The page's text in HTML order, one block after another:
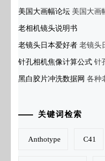
美国大画幅论坛 美国大画
老相机镜头说明书
老镜头日本爱好者 老镜头
针孔相机焦像计算公式 针
黑白胶片冲洗数据网 各种
关键词检索
Anthotype C41